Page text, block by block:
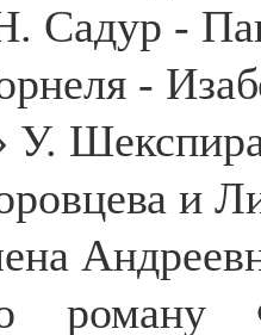
Садур -
-
У.
и
роману